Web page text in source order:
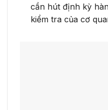
cần hút định kỳ
kiểm tra của cơ